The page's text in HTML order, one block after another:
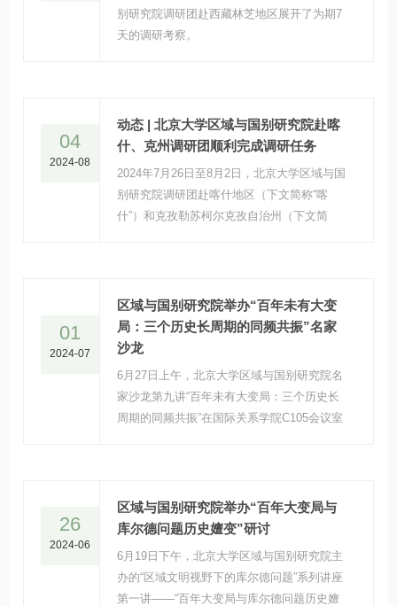
别研究院调研团赴西藏林芝地区展开了为期7
天的调研考察。
04
2024-08
动态 | 北京大学区域与国别研究院赴喀
什、克州调研团顺利完成调研任务
2024年7月26日至8月2日，北京大学区域与国
别研究院调研团赴喀什地区（下文简称“喀
什”）和克孜勒苏柯尔克孜自治州（下文简
01
2024-07
区域与国别研究院举办“百年未有大变
局：三个历史长周期的同频共振”名家
沙龙
6月27日上午，北京大学区域与国别研究院名
家沙龙第九讲“百年未有大变局：三个历史长
周期的同频共振”在国际关系学院C105会议室
26
2024-06
区域与国别研究院举办“百年大变局与
库尔德问题历史嬗变”研讨
6月19日下午，北京大学区域与国别研究院主
办的“区域文明视野下的库尔德问题”系列讲座
第一讲——“百年大变局与库尔德问题历史嬗